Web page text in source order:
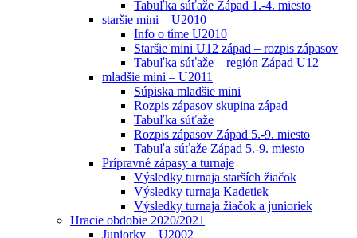
Tabuľka súťaže Západ 1.-4. miesto
staršie mini – U2010
Info o tíme U2010
Staršie mini U12 západ – rozpis zápasov
Tabuľka súťaže – región Západ U12
mladšie mini – U2011
Súpiska mladšie mini
Rozpis zápasov skupina západ
Tabuľka súťaže
Rozpis zápasov Západ 5.-9. miesto
Tabuľa súťaže Západ 5.-9. miesto
Prípravné zápasy a turnaje
Výsledky turnaja starších žiačok
Výsledky turnaja Kadetiek
Výsledky turnaja žiačok a junioriek
Hracie obdobie 2020/2021
Juniorky – U2002